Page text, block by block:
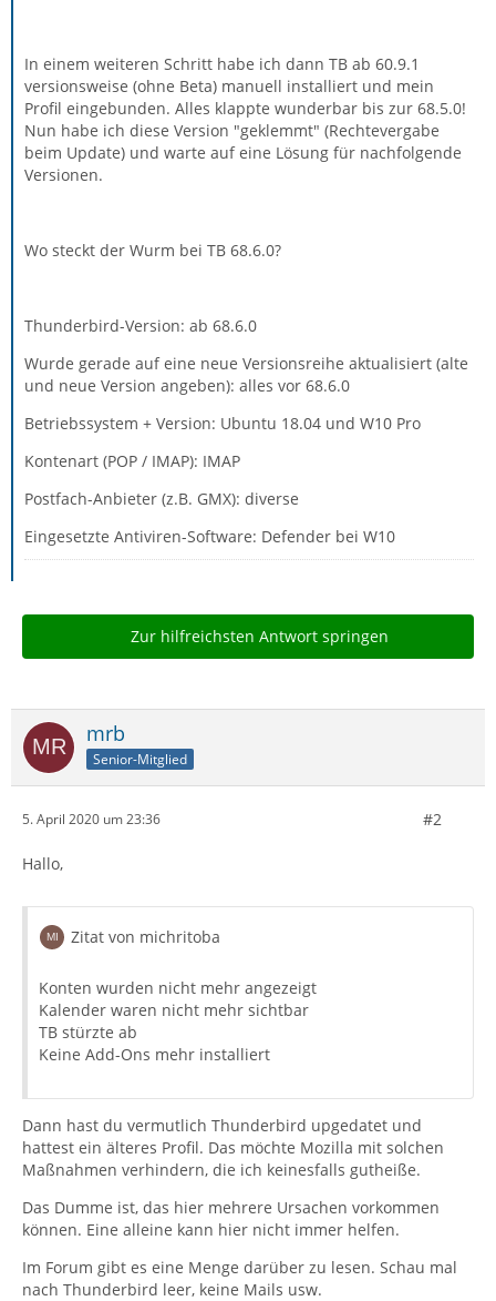
In einem weiteren Schritt habe ich dann TB ab 60.9.1
versionsweise (ohne Beta) manuell installiert und mein
Profil eingebunden. Alles klappte wunderbar bis zur 68.5.0!
Nun habe ich diese Version "geklemmt" (Rechtevergabe
beim Update) und warte auf eine Lösung für nachfolgende
Versionen.
Wo steckt der Wurm bei TB 68.6.0?
Thunderbird-Version: ab 68.6.0
Wurde gerade auf eine neue Versionsreihe aktualisiert (alte
und neue Version angeben): alles vor 68.6.0
Betriebssystem + Version: Ubuntu 18.04 und W10 Pro
Kontenart (POP / IMAP): IMAP
Postfach-Anbieter (z.B. GMX): diverse
Eingesetzte Antiviren-Software: Defender bei W10
Zur hilfreichsten Antwort springen
mrb
Senior-Mitglied
5. April 2020 um 23:36 #2
Hallo,
Zitat von michritoba
Konten wurden nicht mehr angezeigt
Kalender waren nicht mehr sichtbar
TB stürzte ab
Keine Add-Ons mehr installiert
Dann hast du vermutlich Thunderbird upgedatet und
hattest ein älteres Profil. Das möchte Mozilla mit solchen
Maßnahmen verhindern, die ich keinesfalls gutheiße.
Das Dumme ist, das hier mehrere Ursachen vorkommen
können. Eine alleine kann hier nicht immer helfen.
Im Forum gibt es eine Menge darüber zu lesen. Schau mal
nach Thunderbird leer, keine Mails usw.